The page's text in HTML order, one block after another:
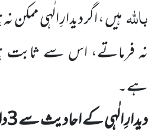
باللہہیں ، اگر دیدارِ الٰہی
نہ فرماتے، اس سے ثابت
ہے۔
دیدارِ الٰہی کے احادیث سے 3دلائل: